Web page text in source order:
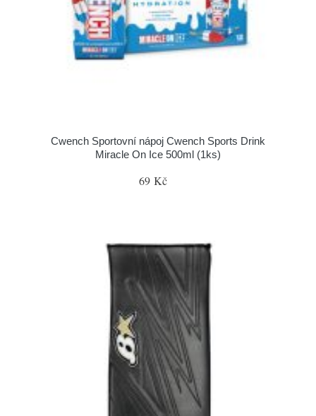
Cwench Sportovní nápoj Cwench Sports Drink
Miracle On Ice 500ml (1ks)
69 Kč